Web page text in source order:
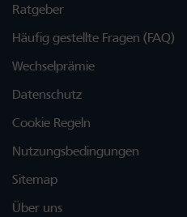
Ratgeber
Häufig gestellte Fragen (FAQ)
Wechselprämie
Datenschutz
Cookie Regeln
Nutzungsbedingungen
Sitemap
Über uns